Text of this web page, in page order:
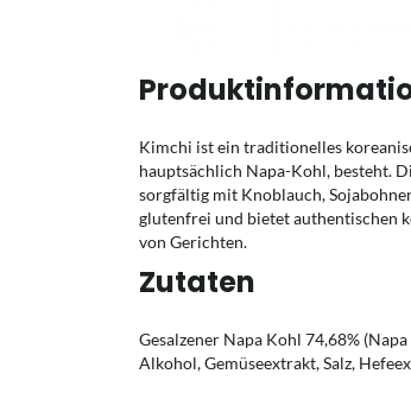
Kimchi ist ein traditionelles
hauptsächlich Napa-Kohl, besteht.
sorgfältig mit Knoblauch,
glutenfrei und bietet authentischen
von Gerichten.
Zutaten
Gesalzener Napa Kohl 74,68%
Alkohol, Gemüseextrakt, Salz,